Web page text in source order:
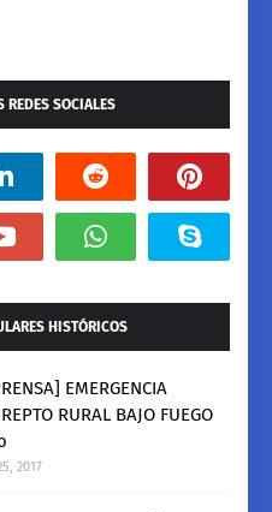
REDES SOCIALES
HISTÓRICOS
EMERGENCIA
RURAL BAJO FUEGO
2017